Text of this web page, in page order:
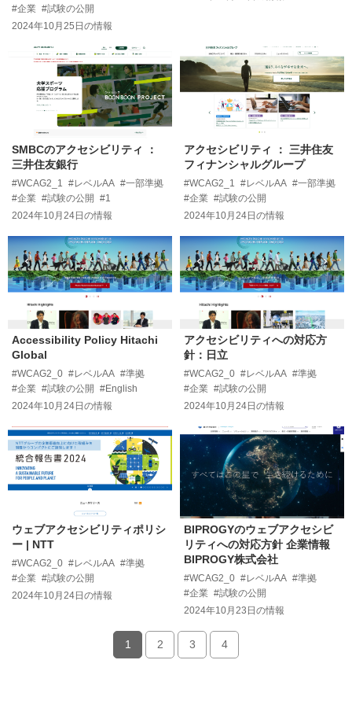
#企業 #試験の公開
2024年10月25日の情報
SMBCのアクセシビリティ ：
三井住友銀行
#WCAG2_1 #レベルAA #一部準拠
#企業 #試験の公開
#1
2024年10月24日 の情報
アクセシビリティ ： 三井住友
フィナンシャルグループ
#WCAG2_1 #レベルAA #一部準拠
#企業 #試験の公開
2024年10月24日 の情報
Accessibility Policy Hitachi
Global
#WCAG2_0 #レベルAA #準拠
#企業 #試験の公開 #English
2024年10月24日の情報
アクセシビリティへの対応方
針：日立
#WCAG2_0 #レベルAA #準拠
#企業 #試験の公開
2024年10月24日の情報
ウェブアクセシビリティポリシ
ー | NTT
#WCAG2_0 #レベルAA #準拠
#企業 #試験の公開
2024年10月24日 の情報
BIPROGYのウェブアクセシビ
リティへの対応方針 企業情報
BIPROGY株式会社
#WCAG2_0 #レベルAA #準拠
#企業 #試験の公開
2024年10月23日 の情報
1 2 3 4